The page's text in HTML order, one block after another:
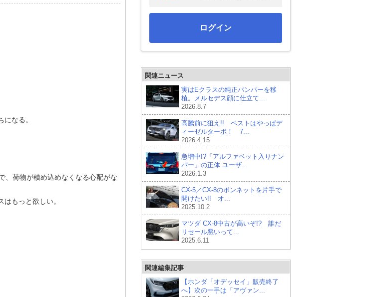
なる。
、荷物が積め込めなくなる心配がな
もっと欲しい。
ログイン
関連ニュース
実はEクラスの純正バンパーを移
植。メルセデス顔に仕立て...
2026.8.7
高騰前に狙え!! ベストはやっぱデ
ィーゼルターボ！ 7...
2026.4.15
急増中!?「アルファベット入りナン
バー」の正体 ユーザ...
2026.1.3
CX-5／CX-8のボンネットを片手で
開けたい!! オ...
2025.10.2
マツダ CX-8中古が高いぞ!? 誰だ
リセール悪いって...
2025.6.11
関連編集記事
【ホンダ「オデッセイ」販売終了
へ】次の一手は「アヴァン...